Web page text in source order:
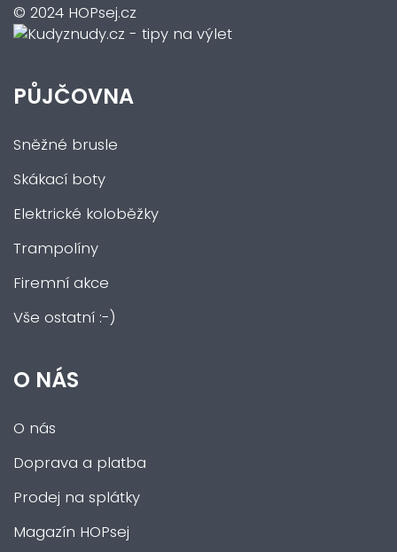
© 2024 HOPsej.cz
PŮJČOVNA
Sněžné brusle
Skákací boty
Elektrické koloběžky
Trampolíny
Firemní akce
Vše ostatní :-)
O NÁS
O nás
Doprava a platba
Prodej na splátky
Magazín HOPsej